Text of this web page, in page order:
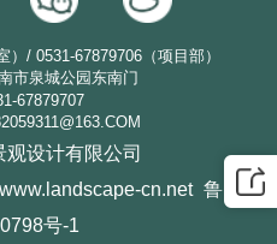
/ 0531-67879706（项目部）
市泉城公园东南门
67879707
设计有限公司
cn.net 鲁ICP备
号-1